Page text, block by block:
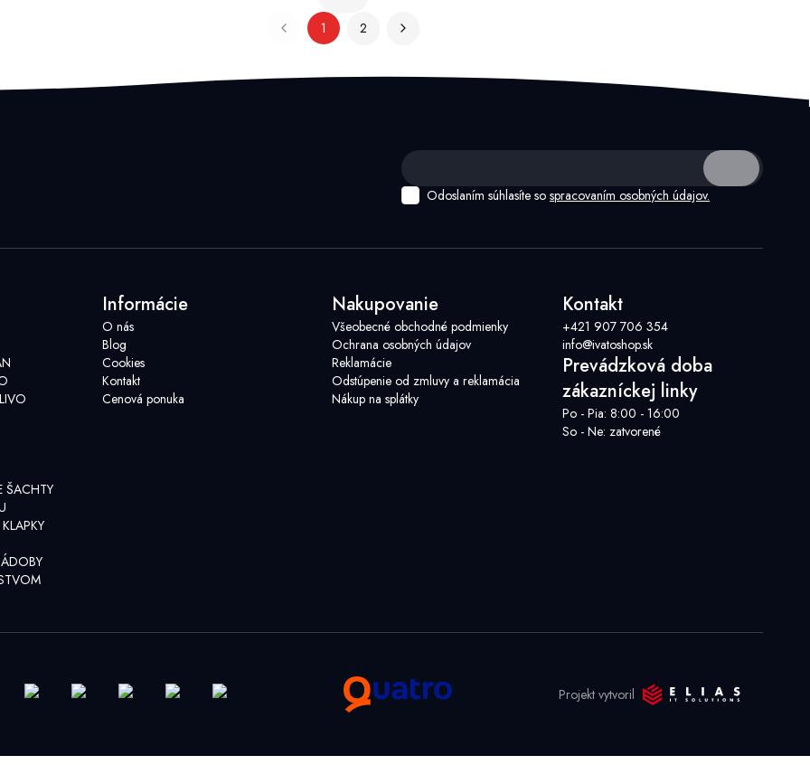
1 2
Odoslaním súhlasíte so spracovaním osobných údajov.
ŠACHTY
Informácie
O nás
Blog
Cookies
Kontakt
Cenová ponuka
Nakupovanie
Všeobecné obchodné podmienky
Ochrana osobných údajov
Reklamácie
Odstúpenie od zmluvy a reklamácia
Nákup na splátky
Kontakt
+421 907 706 354
info@ivatoshop.sk
Prevádzková doba
zákazníckej linky
Po - Pia: 8:00 - 16:00
So - Ne: zatvorené
Projekt vytvoril